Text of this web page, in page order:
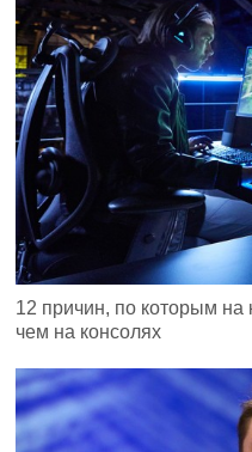
12 причин, по которым на
чем на консолях